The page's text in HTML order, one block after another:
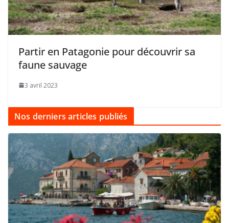
Partir en Patagonie pour découvrir sa
faune sauvage
3 avril 2023
Nos derniers articles publiés